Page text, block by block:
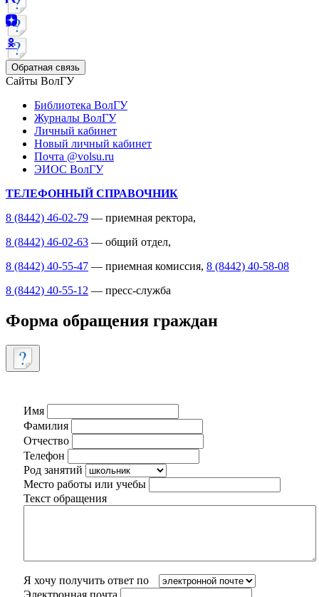
Обратная связь
Сайты ВолГУ
Библиотека ВолГУ
Журналы ВолГУ
Личный кабинет
Новый личный кабинет
Почта @volsu.ru
ЭИОС ВолГУ
ТЕЛЕФОННЫЙ СПРАВОЧНИК
8 (8442) 46-02-79 — приемная ректора,
8 (8442) 46-02-63 — общий отдел,
8 (8442) 40-55-47 — приемная комиссия, 8 (8442) 40-58-08
8 (8442) 40-55-12 — пресс-служба
Форма обращения граждан
Имя
Фамилия
Отчество
Телефон
Род занятий
Место работы или учебы
Текст обращения
Я хочу получить ответ по